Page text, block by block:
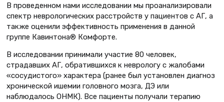
В проведенном нами исследовании мы проанализировали
спектр неврологических расстройств у пациентов с АГ, а
также оценили эффективность применения в данной
группе Кавинтона® Комфорте.
В исследовании принимали участие 80 человек,
страдавших АГ, обратившихся к неврологу с жалобами
«сосудистого» характера (ранее был установлен диагноз
хронической ишемии головного мозга, ДЭ или
наблюдалось ОНМК). Все пациенты получали терапию